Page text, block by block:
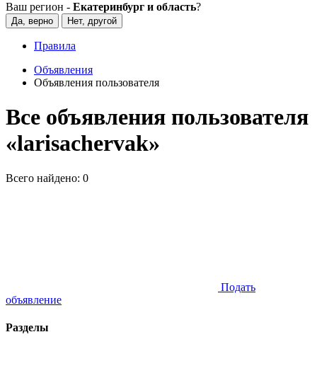
Ваш регион - Екатеринбург и область?
Да, верно Нет, другой
Правила
Объявления
Объявления пользователя
Все объявления пользователя
«larisachervak»
Всего найдено: 0
Подать
объявление
Разделы